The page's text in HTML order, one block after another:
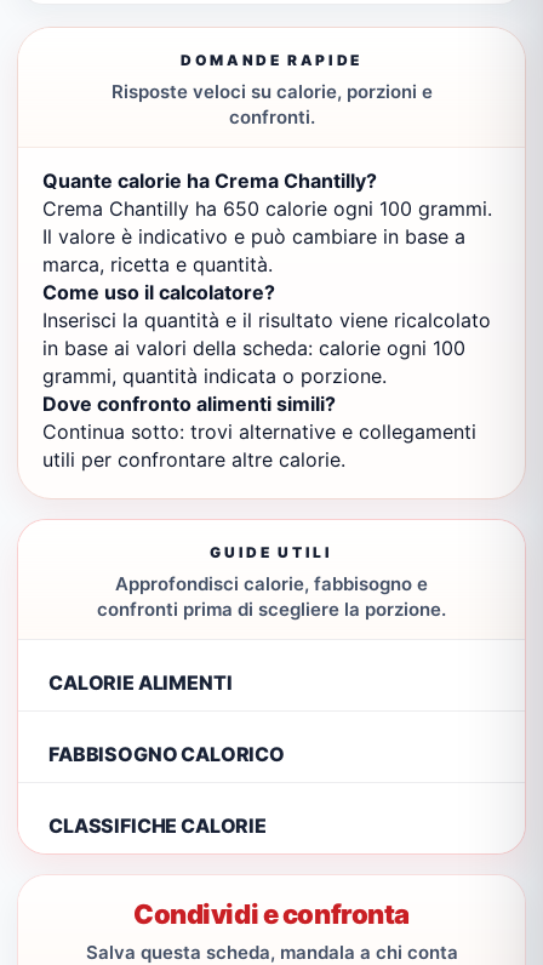
DOMANDE RAPIDE
Risposte veloci su calorie, porzioni e
confronti.
Quante calorie ha Crema Chantilly?
Crema Chantilly ha 650 calorie ogni 100 grammi.
Il valore è indicativo e può cambiare in base a
marca, ricetta e quantità.
Come uso il calcolatore?
Inserisci la quantità e il risultato viene ricalcolato
in base ai valori della scheda: calorie ogni 100
grammi, quantità indicata o porzione.
Dove confronto alimenti simili?
Continua sotto: trovi alternative e collegamenti
utili per confrontare altre calorie.
GUIDE UTILI
Approfondisci calorie, fabbisogno e
confronti prima di scegliere la porzione.
CALORIE ALIMENTI
FABBISOGNO CALORICO
CLASSIFICHE CALORIE
Condividi e confronta
Salva questa scheda, mandala a chi conta